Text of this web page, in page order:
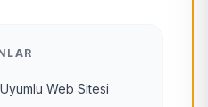
Web Sitesi